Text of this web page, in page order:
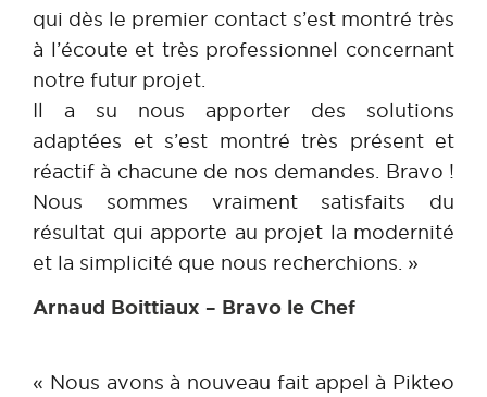
qui dès le premier contact s’est montré très
à l’écoute et très professionnel concernant
notre futur projet.
Il a su nous apporter des solutions
adaptées et s’est montré très présent et
réactif à chacune de nos demandes. Bravo !
Nous sommes vraiment satisfaits du
résultat qui apporte au projet la modernité
et la simplicité que nous recherchions. »
Arnaud Boittiaux – Bravo le Chef
« Nous avons à nouveau fait appel à Pikteo